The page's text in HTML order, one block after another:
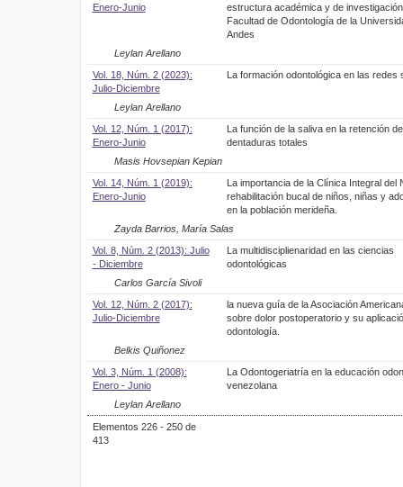
Enero-Junio
estructura académica y de
Facultad de Odontología de la
Andes
Leylan Arellano
Vol. 18, Núm. 2 (2023):
Julio-Diciembre
La formación odontológica en las redes
Leylan Arellano
Vol. 12, Núm. 1 (2017):
Enero-Junio
La función de la saliva en la retención
dentaduras totales
Masis Hovsepian Kepian
Vol. 14, Núm. 1 (2019):
Enero-Junio
La importancia de la Clínica Integral del
rehabilitación bucal de niños, niñas y
en la población merideña.
Zayda Barrios, María Salas
Vol. 8, Núm. 2 (2013): Julio
- Diciembre
La multidisciplienaridad en las ciencias
odontológicas
Carlos García Sivoli
Vol. 12, Núm. 2 (2017):
Julio-Diciembre
la nueva guía de la Asociación
sobre dolor postoperatorio y su
odontología.
Belkis Quiñonez
Vol. 3, Núm. 1 (2008):
Enero - Junio
La Odontogeriatría en la educación
venezolana
Leylan Arellano
Elementos 226 - 250 de
413